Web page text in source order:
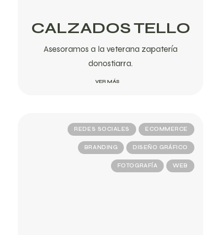
CALZADOS TELLO
Asesoramos a la veterana zapatería
donostiarra.
VER MÁS
REDES SOCIALES ECOMMERCE
BRANDING DISEÑO GRÁFICO
FOTOGRAFÍA WEB